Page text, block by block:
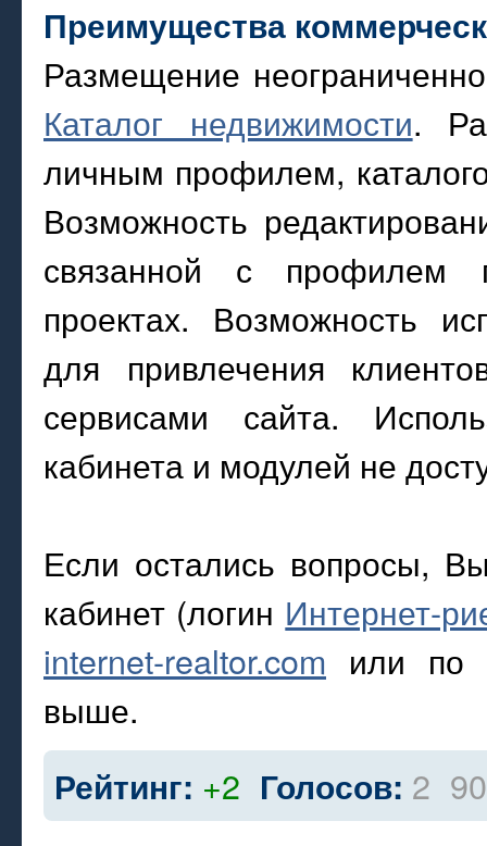
Преимущества
Размещение
Каталог недвижимости.
личным профилем,
Возможность
связанной с профилем
проектах. Возможность
для привлечения
сервисами сайта.
кабинета и модулей не
Если остались вопросы,
кабинет (логин Интернет-
internet-realtor.com или по
выше.
Рейтинг: +2 Голосов: 2